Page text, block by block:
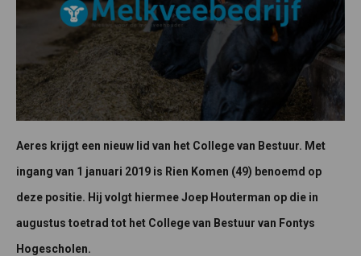
Aeres krijgt een nieuw lid van het College van Bestuur. Met
ingang van 1 januari 2019 is Rien Komen (49) benoemd op
deze positie. Hij volgt hiermee Joep Houterman op die in
augustus toetrad tot het College van Bestuur van Fontys
Hogescholen.